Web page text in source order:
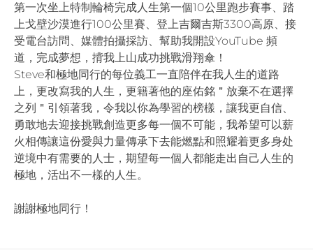
第一次坐上特制輪椅完成人生第一個10公里跑步賽事、踏
上戈壁沙漠進行100公里賽、登上吉爾吉斯3300高原、接
受電台訪問、媒體拍攝採訪、幫助我開設YouTube 頻
道，完成夢想，揹我上山成功挑戰滑翔傘！
Steve和極地同行的每位義工一直陪伴在我人生的道路
上，更改寫我的人生，更籍著他的座佑銘＂放棄不在選擇
之列＂引領著我，令我以你為學習的榜樣，讓我更自信、
勇敢地去迎接挑戰創造更多每一個不可能，我希望可以薪
火相傳讓這份愛與力量傳承下去能燃點和照耀着更多身处
逆境中有需要的人士，期望每一個人都能走出自己人生的
極地，活出不一樣的人生。
謝謝極地同行！